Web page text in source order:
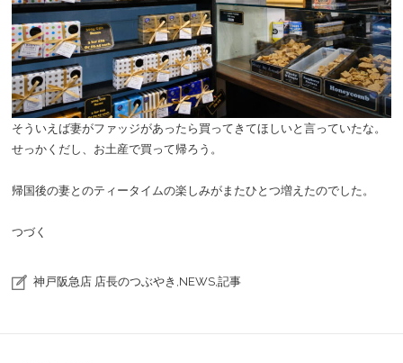
そういえば妻がファッジがあったら買ってきてほしいと言っていたな。
せっかくだし、お土産で買って帰ろう。
帰国後の妻とのティータイムの楽しみがまたひとつ増えたのでした。
つづく
神戸阪急店 店長のつぶやき ,NEWS,記事